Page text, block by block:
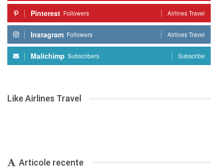
Pinterest Followers Airlines Travel
Instagram Followers Airlines Travel
Mailchimp Subscribers Subscribe
Like Airlines Travel
Articole recente